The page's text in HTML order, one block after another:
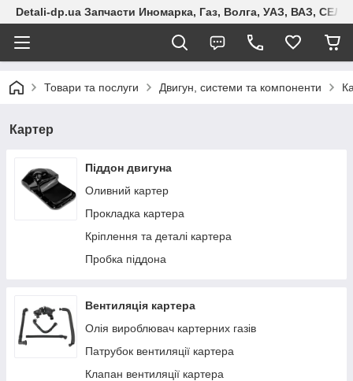
Detali-dp.ua Запчасти Иномарка, Газ, Волга, УАЗ, ВАЗ,
Товари та послуги Двигун, системи та компоненти
Картер
Піддон двигуна
Оливний картер
Прокладка картера
Кріплення та деталі картера
Пробка піддона
Вентиляція картера
Олія вироблювач картерних газів
Патрубок вентиляції картера
Клапан вентиляції картера